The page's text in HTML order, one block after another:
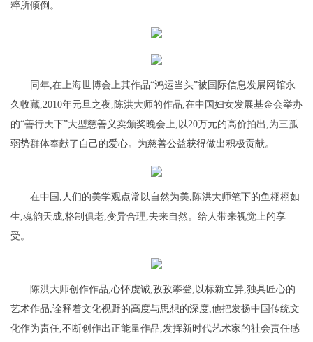
粹所倾倒。
同年,在上海世博会上其作品“鸿运当头”被国际信息发展网馆永
久收藏,2010年元旦之夜,陈洪大师的作品,在中国妇女发展基金会举办
的“善行天下”大型慈善义卖颁奖晚会上,以20万元的高价拍出,为三孤
弱势群体奉献了自己的爱心。为慈善公益获得做出积极贡献。
在中国,人们的美学观点常以自然为美,陈洪大师笔下的鱼栩栩如
生,魂韵天成,格制俱老,变异合理,去来自然。给人带来视觉上的享
受。
陈洪大师创作作品,心怀虔诚,孜孜攀登,以标新立异,独具匠心的
艺术作品,诠释着文化视野的高度与思想的深度,他把发扬中国传统文
化作为责任,不断创作出正能量作品,发挥新时代艺术家的社会责任感